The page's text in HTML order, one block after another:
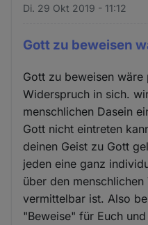
Di. 29 Okt 2019 - 11:12
Gott zu beweisen
Gott zu beweisen
Widerspruch in sich.
menschlichen Dasein
Gott nicht eintreten
deinen Geist zu Gott
jeden eine ganz
über den
vermittelbar ist. Also
"Beweise" für Euch